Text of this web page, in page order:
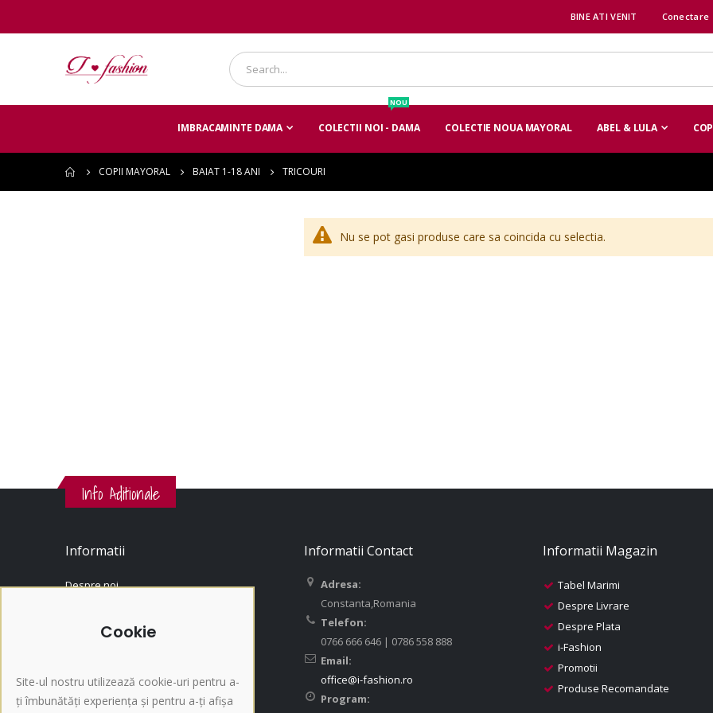
Cookie
Site-ul nostru utilizează cookie-uri pentru a-
ți îmbunătăți experiența și pentru a-ți afișa
BINE ATI VENIT Conectare
IMBRACAMINTE DAMA COLECTII NOI - DAMA
NOU
COLECTIE NOUA MAYORAL ABEL & LULA
COPII MAYORAL BAIAT 1-18 ANI TRICOURI
Nu se pot gasi produse care sa coincida cu selectia.
Info Aditionale
Informatii
Despre noi
Contul Meu
Politica de returnare
Informatii Contact
Adresa:
Constanta,Romania
Telefon:
0766 666 646 | 0786 558 888
Email:
office@i-fashion.ro
Program:
Informatii Magazin
Tabel Marimi
Despre Livrare
Despre Plata
i-Fashion
Promotii
Produse Recomandate